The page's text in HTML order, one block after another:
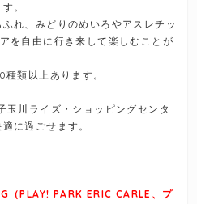
。
れ、みどりのめいろやアスレチッ
を自由に行き来して楽しむことが
類以上あります。
玉川ライズ・ショッピングセンタ
に過ごせます。
（PLAY! PARK ERIC CARLE、プ